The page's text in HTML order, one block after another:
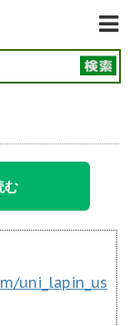
む
uni_lapin_us